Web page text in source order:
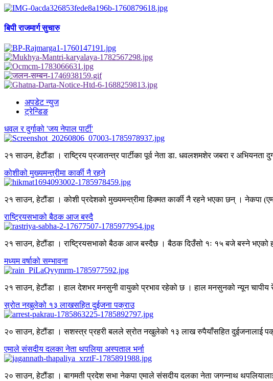
बिपी राजमार्ग सुचारु
अपडेट न्युज
ट्रेन्डिङ
धवल र दुर्गाको 'जय नेपाल पार्टी'
२१ साउन, हेटौंडा । राष्ट्रिय प्रजातन्त्र पार्टीका पूर्व नेता डा. धवलशमशेर जबरा र अभियनता
कोशीको मुख्यमन्त्रीमा कार्की नै रहने
२१ साउन, हेटौंडा । कोशी प्रदेशको मुख्यमन्त्रीमा हिक्मत कार्की नै रहने भएका छन् । नेकपा
राष्ट्रियसभाको बैठक आज बस्दै
२१ साउन, हेटौंडा । राष्ट्रियसभाको बैठक आज बस्दैछ । बैठक दिउँसो १ः १५ बजे बस्ने भएको
मध्यम वर्षाको सम्भावना
२१ साउन, हेटौंडा । हाल देशभर मनसुनी वायुको प्रभाव रहेको छ । हाल मनसुनको न्यून चापीय
स्रोत नखुलेको १३ लाखसहित दुईजना पक्राउ
२० साउन, हेटौंडा । सशस्त्र प्रहरी बलले स्रोत नखुलेको १३ लाख रुपैयाँसहित दुईजनालाई
एमाले संसदीय दलका नेता थपलिया अस्पताल भर्ना
२० साउन, हेटौंडा । बागमती प्रदेश सभा नेकपा एमाले संसदीय दलका नेता जगन्नाथ